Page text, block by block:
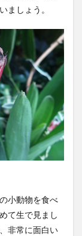
ましょう。
小動物を食べ
て生で見まし
非常に面白い